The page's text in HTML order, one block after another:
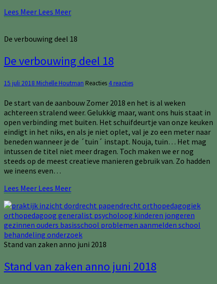
Lees Meer Lees Meer
De verbouwing deel 18
De verbouwing deel 18
15 juli 2018 Michelle Houtman Reacties 4 reacties
De start van de aanbouw Zomer 2018 en het is al weken
achtereen stralend weer. Gelukkig maar, want ons huis staat in
open verbinding met buiten. Het schuifdeurtje van onze keuken
eindigt in het niks, en als je niet oplet, val je zo een meter naar
beneden wanneer je de ´tuin´ instapt. Nouja, tuin… Het mag
intussen de titel niet meer dragen. Toch maken we er nog
steeds op de meest creatieve manieren gebruik van. Zo hadden
we ineens even…
Lees Meer Lees Meer
Stand van zaken anno juni 2018
Stand van zaken anno juni 2018